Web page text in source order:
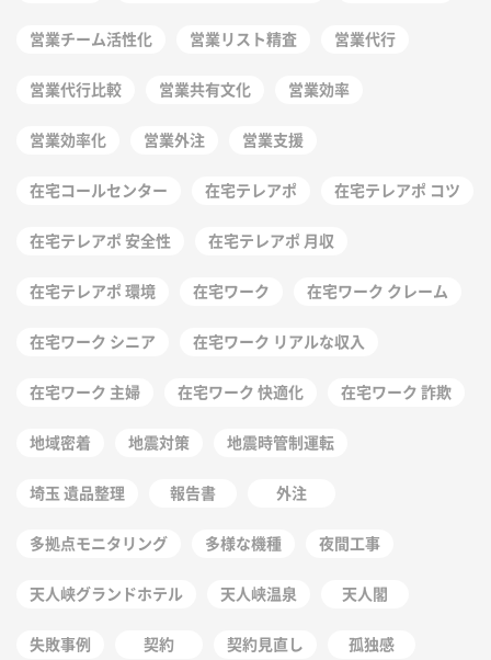
営業チーム活性化 営業リスト精査 営業代行
営業代行比較 営業共有文化 営業効率
営業効率化 営業外注 営業支援
在宅コールセンター 在宅テレアポ 在宅テレアポ コツ
在宅テレアポ 安全性 在宅テレアポ 月収
在宅テレアポ 環境 在宅ワーク 在宅ワーク クレーム
在宅ワーク シニア 在宅ワーク リアルな収入
在宅ワーク 主婦 在宅ワーク 快適化 在宅ワーク 詐欺
地域密着 地震対策 地震時管制運転
埼玉 遺品整理 報告書 外注
多拠点モニタリング 多様な機種 夜間工事
天人峡グランドホテル 天人峡温泉 天人閣
失敗事例 契約 契約見直し 孤独感